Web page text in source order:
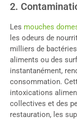
2.
Les mouches
les odeurs de
milliers de
aliments ou des
instantanément,
consommation.
intoxications
collectives et des
restauration, les